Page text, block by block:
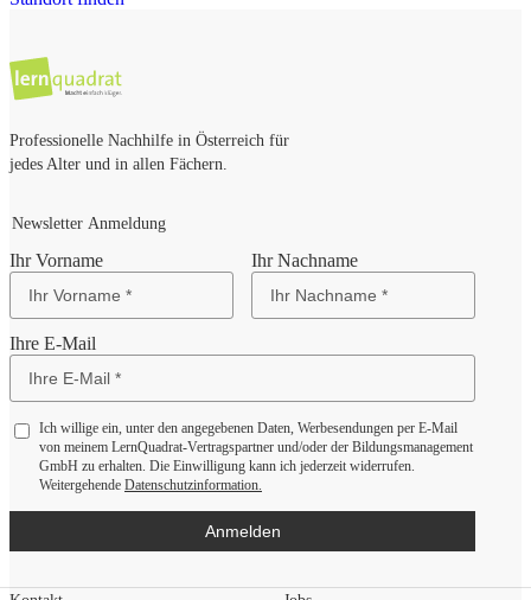
Professionelle Nachhilfe in Österreich für
jedes Alter und in allen Fächern.
Newsletter Anmeldung
Ihr Vorname Ihr Nachname
Ihre E-Mail
Ich willige ein, unter den angegebenen Daten, Werbesendungen per E-Mail
von meinem LernQuadrat-Vertragspartner und/oder der Bildungsmanagement
GmbH zu erhalten. Die Einwilligung kann ich jederzeit widerrufen.
Weitergehende Datenschutzinformation.
Anmelden